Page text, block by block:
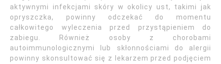
aktywnymi infekcjami skóry w okolicy ust, takimi jak
opryszczka, powinny odczekać do momentu
całkowitego wyleczenia przed przystąpieniem do
zabiegu. Również osoby z chorobami
autoimmunologicznymi lub skłonnościami do alergii
powinny skonsultować się z lekarzem przed podjęciem